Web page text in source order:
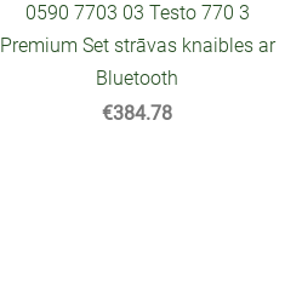
0590 7703 03 Testo 770 3
Premium Set strāvas knaibles ar
Bluetooth
€384.78